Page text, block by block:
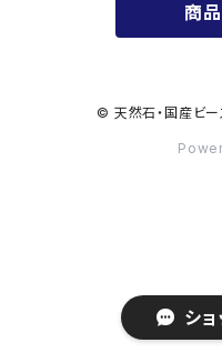
シ
300,000円〜
商
© 天然石・国産ビー